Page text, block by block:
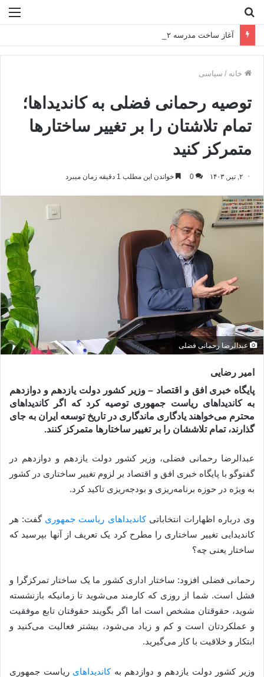
برای
آغاز ساخت مدرسه ۱۲ کلاسه دخترانه پردیس در عسلویه
خانه / سیاسی
توصیه رحمانی فضلی به کاندیداها؛
تمام تلاشتان را بر تغییر ساختارها
متمرکز کنید
۲, تیر, ۱۴۰۳ 0 خواندن این مطلب 1 دقیقه زمان میبرد
عبدالرضا رحمانی فضلی
امیر رضایی
پایگاه خبری افق و اقتصاد – وزیر کشور دولت یازدهم و دوازدهم
به کاندیداهای ریاست جمهوری توصیه کرد که اگر کاندیداهای
محترم می‌خواهند یادگاری ماندگاری در تاریخ توسعه ایران به جای
گذارند، تمام تلاششان را بر تغییر ساختارها متمرکز کنند.
عبدالرضا رحمانی فضلی، وزیر کشور دولت یازدهم و دوازدهم در
گفت‎وگو با پایگاه خبری افق و اقتصاد بر لزوم تغییر ساختاری در کشور
به ویژه در حوزه برنامه‌ریزی و بودجه‌ریزی تاکید کرد.
وی درباره اظهارات انتخاباتیکاندیداهای ریاست جمهوری گفت: هر
کاندیدایی تغییر ساختاری را مطرح کرد یک تعریف از آنها بپرسید که
ساختار یعنی چه؟
رحمانی فضلی افزود: ساختار اداری کشور ما یک ساختار تمرکزگرا و
فشل است. شما از روزی که کارمند می‌شوید تا زمانیکه بازنشسته
شوید، حقوقتان مشخص است اما اگر بگویند حقوقتان تابع موفقیت
و عملکردتان است و کم و زیاد می‌شود، بیشتر فعالیت می‌کنید و
ابتکار و خلاقیت با کار می‌گیرید.
وزیر کشور دولت یازدهم و دوازدهم بهکاندیداهای ریاست جمهوری